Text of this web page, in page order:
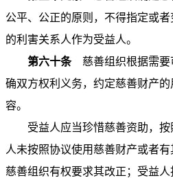
公平、公正的原则，不得指定或
的利害关系人作为受益人。
第六十条慈善组织根据需要
确双方权利义务，约定慈善财产
容。
受益人应当珍惜慈善资助，
人未按照协议使用慈善财产或者有
慈善组织有权要求其改正；受益